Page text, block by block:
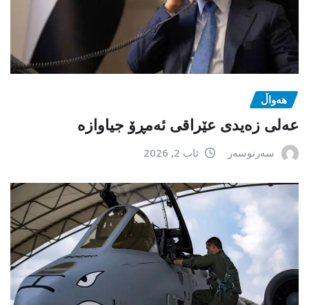
هەواڵ
عەلی زەیدی عێراقی ئەمڕۆ جیاوازە
سەرنوسەر ئاب 2, 2026